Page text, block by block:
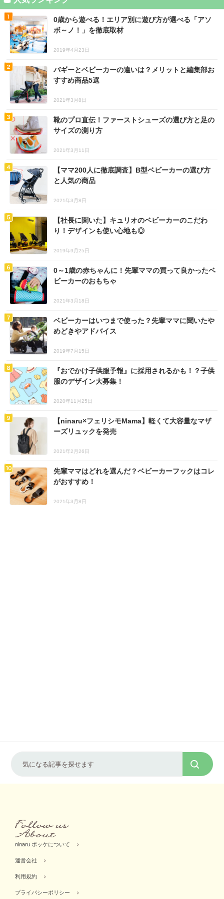
0歳から遊べる！エリア別に遊び方が選べる「アソ
ボ～ノ！」を徹底取材
2019年4月23日
バギーとベビーカーの違いは？メリットと編集部お
すすめ商品5選
2021年3月8日
靴のプロ直伝！ファーストシューズの選び方と足の
サイズの測り方
2021年3月11日
【ママ200人に徹底調査】B型ベビーカーの選び方
と人気の商品
2021年3月8日
【社長に聞いた】キュリオのベビーカーのこだわ
り！デザインも使い心地も◎
2019年9月25日
0～1歳の赤ちゃんに！先輩ママの買って良かったベ
ビーカーのおもちゃ
2021年3月18日
ベビーカーはいつまで使った？先輩ママに聞いたや
めどきやアドバイス
2019年7月15日
『おでかけ子供服予報』に採用されるかも！？子供
服のデザイン大募集！
2020年11月25日
【ninaru×フェリシモMama】軽くて大容量なマザ
ーズリュックを発売
2021年2月26日
先輩ママはどれを選んだ？ベビーカーフックはコレ
がおすすめ！
2021年3月8日
ninaru ポッケについて
運営会社
利用規約
プライバシーポリシー